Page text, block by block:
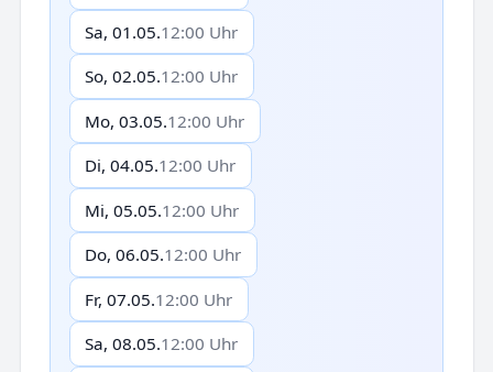
Sa, 01.05.12:00 Uhr
So, 02.05.12:00 Uhr
Mo, 03.05.12:00 Uhr
Di, 04.05.12:00 Uhr
Mi, 05.05.12:00 Uhr
Do, 06.05.12:00 Uhr
Fr, 07.05.12:00 Uhr
Sa, 08.05.12:00 Uhr